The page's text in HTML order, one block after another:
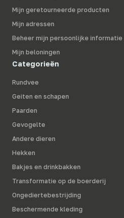
Mijn geretourneerde producten
Mijn adressen
Beheer mijn persoonlijke informatie
Mijn beloningen
Categorieën
Rundvee
Geiten en schapen
Paarden
Gevogelte
Andere dieren
Hekken
Bakjes en drinkbakken
Transformatie op de boerderij
Ongediertebestrijding
Beschermende kleding